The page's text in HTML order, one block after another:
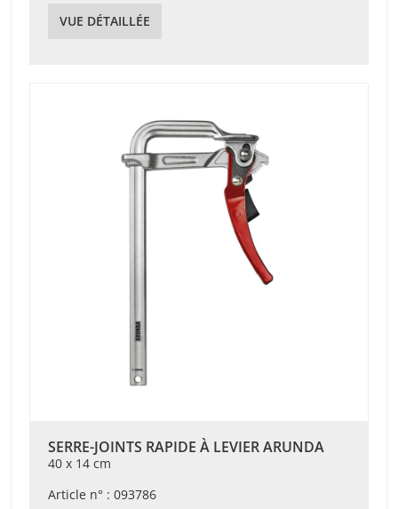
VUE DÉTAILLÉE
SERRE-JOINTS RAPIDE À LEVIER ARUNDA
40 x 14 cm
Article n° : 093786